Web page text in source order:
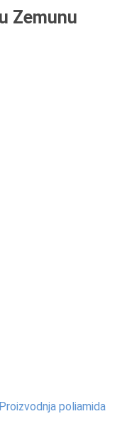
Zemunu
Proizvodnja poliamida